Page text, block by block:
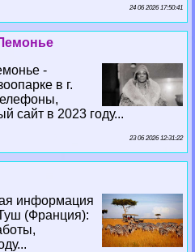
24 06 2026 17:50:41
-
в г.
сайт в 2023 году...
23 06 2026 12:31:22
информация
(Франция):